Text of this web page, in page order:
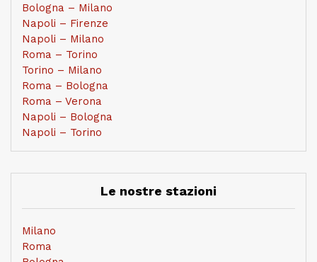
Bologna – Milano
Napoli – Firenze
Napoli – Milano
Roma – Torino
Torino – Milano
Roma – Bologna
Roma – Verona
Napoli – Bologna
Napoli – Torino
Le nostre stazioni
Milano
Roma